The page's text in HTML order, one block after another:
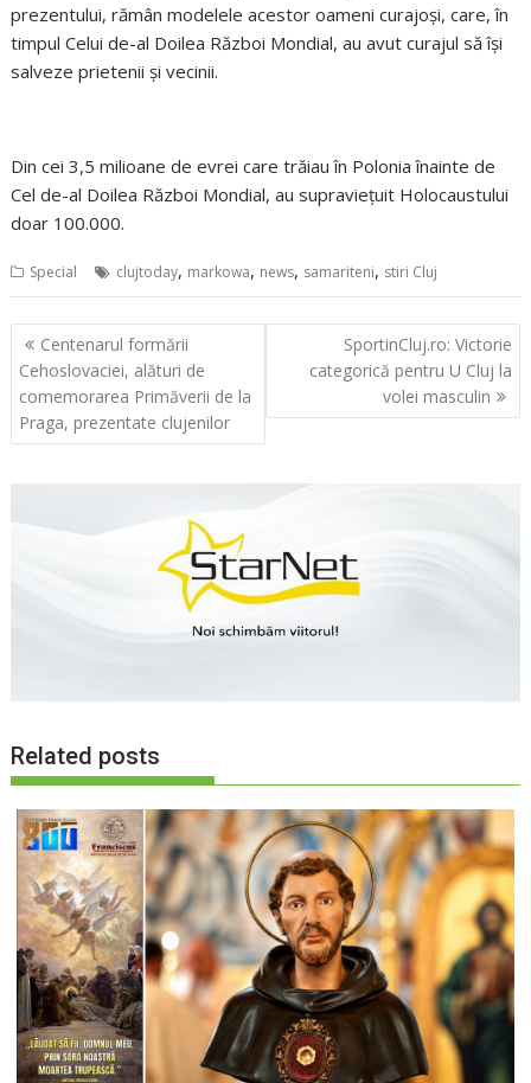
prezentului, rămân modelele acestor oameni curajoşi, care, în
timpul Celui de-al Doilea Război Mondial, au avut curajul să îşi
salveze prietenii şi vecinii.
Din cei 3,5 milioane de evrei care trăiau în Polonia înainte de
Cel de-al Doilea Război Mondial, au supravieţuit Holocaustului
doar 100.000.
Special clujtoday, markowa, news, samariteni, stiri Cluj
Navigare
în
articole
Centenarul formării
Cehoslovaciei, alături de
comemorarea Primăverii de la
Praga, prezentate clujenilor
SportinCluj.ro: Victorie
categorică pentru U Cluj la
volei masculin
Related posts